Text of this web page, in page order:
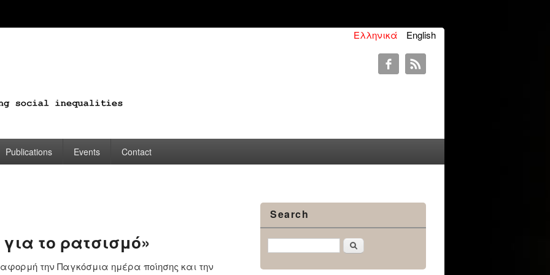
English
Ελληνικά
Publications Events Contact
το ρατσισμό»
την Παγκόσμια ημέρα ποίησης και την
Search
Αναζήτηση